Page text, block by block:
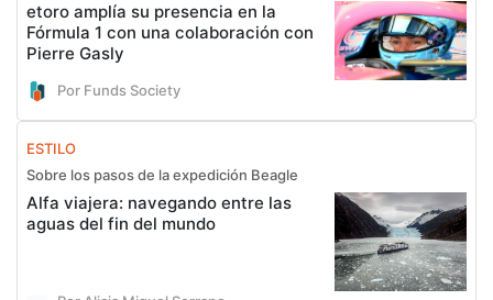
etoro amplía su presencia en la
Fórmula 1 con una colaboración con
Pierre Gasly
Por Funds Society
ESTILO
Sobre los pasos de la expedición Beagle
Alfa viajera: navegando entre las
aguas del fin del mundo